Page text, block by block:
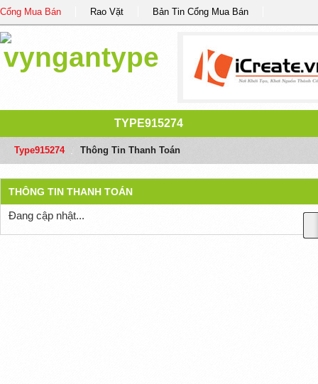
Cổng Mua Bán Rao Vặt Bản Tin Cổng Mua Bán
TYPE915274
Type915274 Thông Tin Thanh Toán
THÔNG TIN THANH TOÁN
Đang cập nhật...